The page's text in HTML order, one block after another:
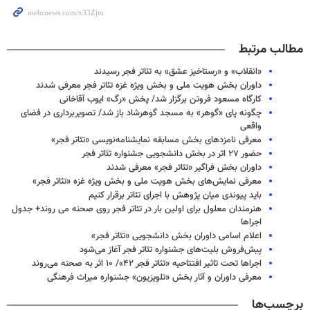
مطالب مرتبط
«انقلاب» و «رستاخیز عشق» به تئاتر فجر رسیدند
داوران بخش هویت ملی و بخش ویژه غزه تئاتر فجر معرفی شدند
کارگاه مسعود فروتن برگزار شد/ پخش «رگ» ایوب آقاخانی
چگونه پای «گوهر» به مسجد گوهرشاد باز شد/ تصویربرداری در فضای
واقعی
معرفی نامزدهای بخش مسابقه نمایشنامه‌نویسی «تئاتر فجر»
حضور ۲۷ اثر در بخش دانشجویی جشنواره تئاتر فجر
داوران بخش فراگیر «تئاتر فجر» معرفی شدند
معرفی نمایش‌های بخش هویت ملی و بخش ویژه غزه «تئاتر فجر»
باید پیوندی میان پژوهش با اجرای تئاتر برقرار کنیم
هنرمندان معلول برای اولین بار در تئاتر فجر روی صحنه می روند+ جدول
اجراها
اعلام اسامی داوران بخش دانشجویی «تئاتر فجر»
پیش‌فروش بلیت‌های جشنواره تئاتر فجر آغاز می‌شود
اجراها تحت تاثیر افتتاحیه «تئاتر فجر ۴۲»/ ۱۰ اثر به صحنه می‌روند
معرفی داوران و آثار بخش «تلویزیون» جشنواره میراث فرهنگی
برچسب‌ها